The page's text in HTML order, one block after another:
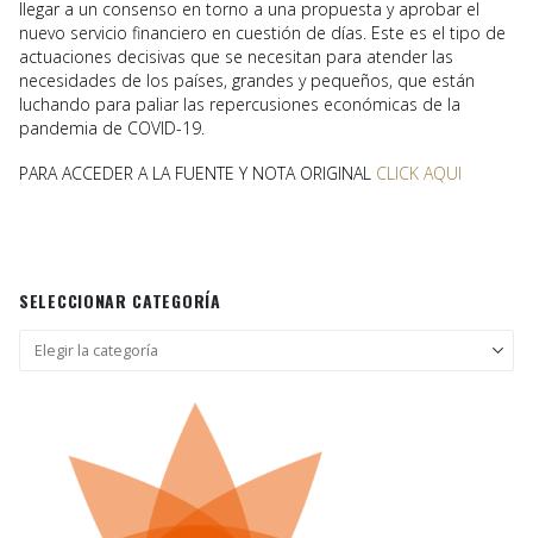
llegar a un consenso en torno a una propuesta y aprobar el
nuevo servicio financiero en cuestión de días. Este es el tipo de
actuaciones decisivas que se necesitan para atender las
necesidades de los países, grandes y pequeños, que están
luchando para paliar las repercusiones económicas de la
pandemia de COVID-19.
PARA ACCEDER A LA FUENTE Y NOTA ORIGINAL CLICK AQUI
SELECCIONAR CATEGORÍA
Seleccionar
categoría